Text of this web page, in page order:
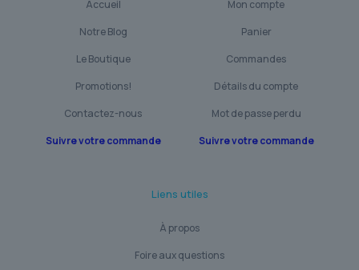
Accueil
Notre Blog
Le Boutique
Promotions!
Contactez-nous
Suivre votre commande
Mon compte
Panier
Commandes
Détails du compte
Mot de passe perdu
Suivre votre commande
Liens utiles
À propos
Foire aux questions